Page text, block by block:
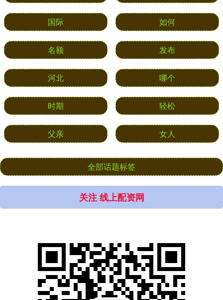
国际 如何
名额 发布
河北 哪个
时期 轻松
父亲 女人
全部话题标签
关注 线上配资网